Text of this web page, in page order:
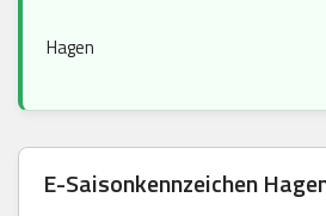
Hagen
E-Saisonkennzeichen